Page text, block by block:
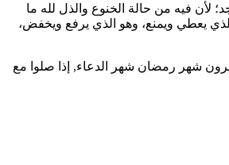
فيه من حالة الخنوع والذل لله ما
الذي يعطي ويمنع، وهو الذي يرفع ويخفض،
يرون شهر رمضان شهر الدعاء, إذا صلوا مع